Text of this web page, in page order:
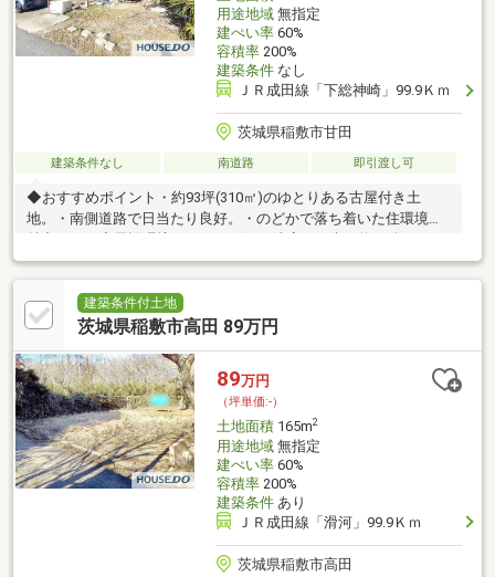
用途地域無指定
建ぺい率60%
容積率200%
建築条件なし
ＪＲ成田線「下総神崎」99.9Ｋｍ
茨城県稲敷市甘田
建築条件なし 南道路 即引渡し可
◆おすすめポイント・約93坪(310㎡)のゆとりある古屋付き土
地。・南側道路で日当たり良好。・のどかで落ち着いた住環境が
総神崎駅まで車で約13分。・桜川小学校まで徒歩約58分。◆ご案
内現地のご見学を承ります。お気軽にご予約ください。
建築条件付土地
茨城県稲敷市高田 89万円
89万円
（坪単価:-）
土地面積165m2
用途地域無指定
建ぺい率60%
容積率200%
建築条件あり
ＪＲ成田線「滑河」99.9Ｋｍ
茨城県稲敷市高田